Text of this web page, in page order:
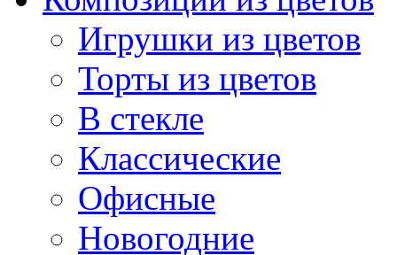
Игрушки из цветов
Торты из цветов
В стекле
Классические
Офисные
Новогодние